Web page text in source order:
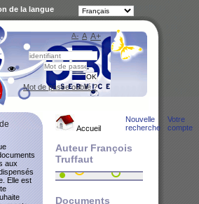
Accueil
Nouvelle
recherche
Votre
compte
Auteur François
Truffaut
Documents
aux
Elle est
A- A A+
de la langue
Mot de passe oublié ?